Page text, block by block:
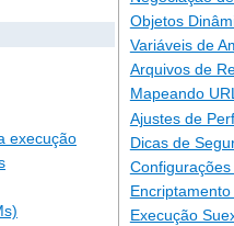
execução
Objetos
Variáveis de
Arquivos de
Mapeando
Ajustes de
Dicas de
Execução